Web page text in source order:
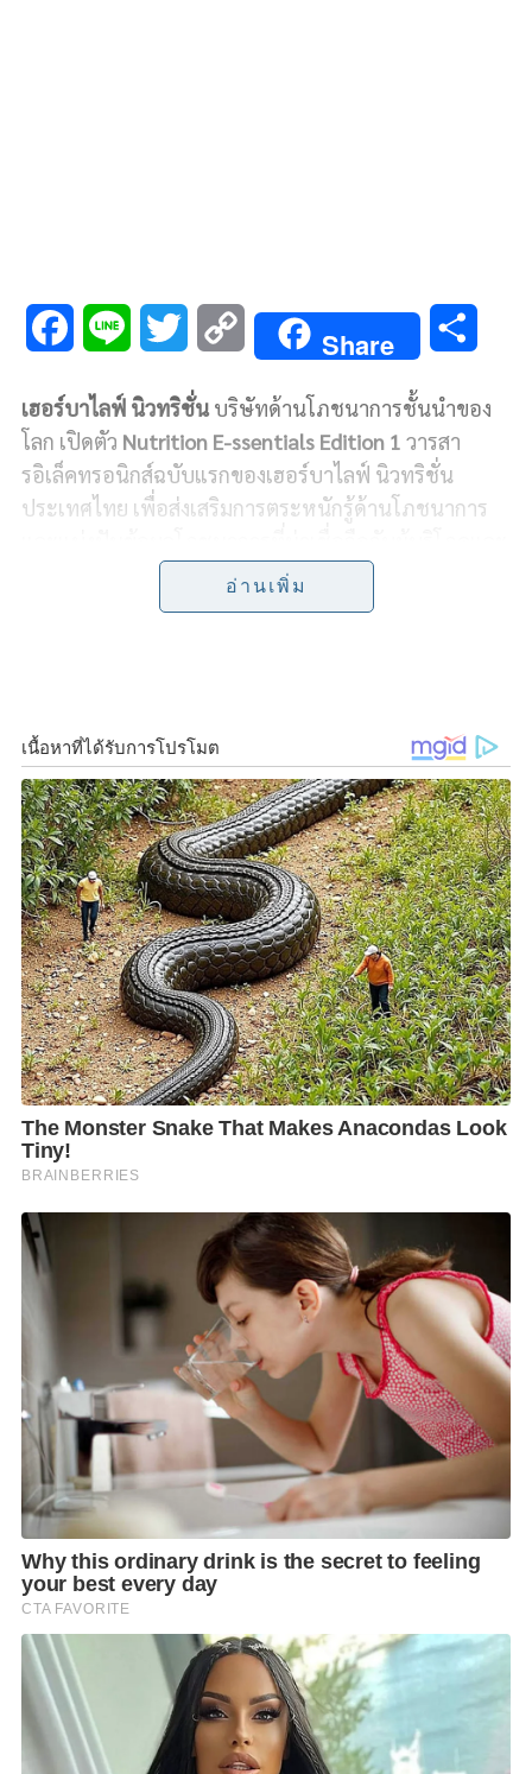
c
e
b
n
e
i
t
t
e
r
p
y
L
i
n
Share
a
e
เฮอร์บาไลฟ์ นิวทริชั่น บริษัทด้านโภชนาการชั้นนำของ
โลก เปิดตัว Nutrition E-ssentials Edition 1 วารสา
รอิเล็คทรอนิกส์ฉบับแรกของเฮอร์บาไลฟ์ นิวทริชั่น
ประเทศไทย เพื่อส่งเสริมการตระหนักรู้ด้านโภชนาการ
ผู้เชี่ยวชาญด้านสุขภาพในประเทศ
โภชนาการ สุขภาพ และความเป็นอยู่ที่ดี
นอกจากนี้ ยังกล่าวถึงบทบาทของสมดุลทางโภชนาการ
และวิถีชีวิตที่มีสุขภาพดี ซึ่งมีความสำคัญอย่างยิ่งในช่วง
เวลาที่ท้าทายเช่นปัจจุบัน
ซึ่งวารสารฉบับนี้ยังสนับสนุนให้มีการอภิปรายถึงความคิด
ริเริ่มเกี่ยวกับความสำคัญของการศึกษาด้านโภชนาการ
สาธารณะในวงกว้าง รวมถึงเปิดเผยวิธีที่จะทำให้ผู้
เชี่ยวชาญด้านสุขภาพและบริษัทด้านโภชนาการสามารถ
ร่วมมือกันเพื่อให้ได้ผลลัพธ์ที่ดีขึ้นในประเทศ
โดยในวารสารข่าวNutrition E-ssentialsฉบับแรก มี
บทความที่น่าสนใจ ดังต่อไปนี้
ด้านโภชนาการในภูมิภาคเอเชียแปซิฟิก”
แบรดลีย์ ประธานเจ้าหน้าที่ด้านสุขภาพและโภชนาการ
ของ เฮอร์บาไลฟ์ นิวทริชั่น ซึ่งเปิดเผยว่าขณะนี้ใน
ภูมิภาคเอเชียแปซิฟิก มีเด็กขาดสารอาหารเกินครึ่งของ
จำนวนเด็กทั่วโลก ซึ่งหลายประเทศกำลังต่อสู้กับปัญหา
ภาวะทุพโภชนาการ3ลักษณะ ได้แก่ ภาวะอ้วน ภาวะ
พร่องโภชนาการ และภาวะขาดดุลโภชนาการ
นอกจากนี้ ยังมีช่องว่างด้านความรู้ด้านโภชนาการในหมู่
ผู้บริโภคในท้องถิ่น ตามที่เปิดเผยในการสำรวจของเฮอร์
บาไลฟ์ นิวทริชั่น ซึ่งผลการวิจัยพบว่าผู้บริโภคโดยทั่วไป
ยังคงมีความเชื่อที่ไม่ถูกต้องเกี่ยวกับโภชนาการ เช่น
คาร์โบไฮเดรตทำให้คุณมีน้ำหนักเพิ่มขึ้น และต้องการ
โปรตีนน้อยลงเมื่ออายุมากขึ้น
F
T
C
อ่านเพิ่ม